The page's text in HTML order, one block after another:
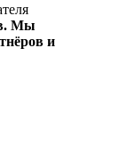
Мы
и